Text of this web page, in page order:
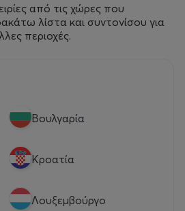
από τις χώρες που
λίστα και συντονίσου για
περιοχές.
Βουλγαρία
Κροατία
Λουξεμβούργο